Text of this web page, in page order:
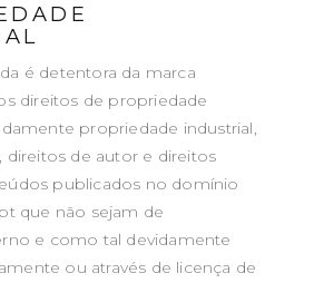
é detentora da marca
direitos de propriedade
propriedade industrial,
direitos de autor e direitos
publicados no domínio
que não sejam de
e como tal devidamente
ou através de licença de